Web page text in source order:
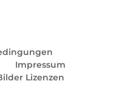
Impressum
Lizenzen